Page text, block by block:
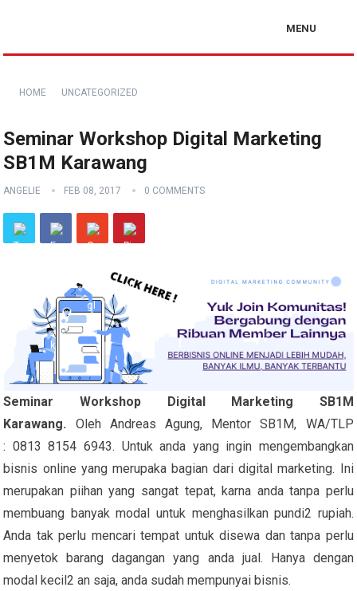
MENU
HOME UNCATEGORIZED
Seminar Workshop Digital Marketing
SB1M Karawang
ANGELIE FEB 08, 2017 0 COMMENTS
Seminar Workshop Digital Marketing SB1M
Karawang. Oleh Andreas Agung, Mentor SB1M, WA/TLP
: 0813 8154 6943. Untuk anda yang ingin mengembangkan
bisnis online yang merupaka bagian dari digital marketing. Ini
merupakan piihan yang sangat tepat, karna anda tanpa perlu
membuang banyak modal untuk menghasilkan pundi2 rupiah.
Anda tak perlu mencari tempat untuk disewa dan tanpa perlu
menyetok barang dagangan yang anda jual. Hanya dengan
modal kecil2 an saja, anda sudah mempunyai bisnis.